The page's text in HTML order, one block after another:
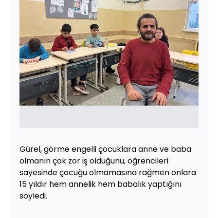
Gürel, görme engelli çocuklara anne ve baba
olmanın çok zor iş olduğunu, öğrencileri
sayesinde çocuğu olmamasına rağmen onlara
15 yıldır hem annelik hem babalık yaptığını
söyledi.